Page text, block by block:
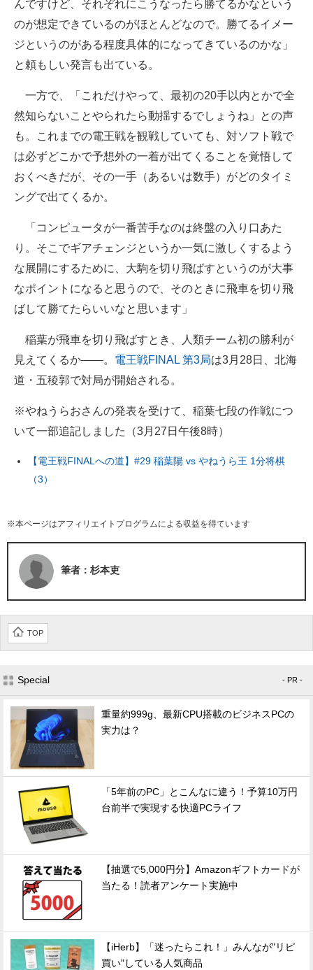
んですけど、それぞれにこうなったら勝てるかなという
のが想定できているのがほとんどなので。勝てるイメー
ジというのがある程度具体的になってきているのかな」
と頼もしい発言も出ている。
一方で、「これだけやって、最初の20手以内とかで全
然知らないことやられたら動揺するでしょうね」との声
も。これまでの電王戦を観戦していても、対ソフト戦で
は必ずどこかで予想外の一着が出てくることを覚悟して
おくべきだが、その一手（あるいは数手）がどのタイミ
ングで出てくるか。
「コンピュータが一番苦手なのは終盤の入り口あた
り。そこでギアチェンジというか一気に激しくするよう
な展開にするために、大駒を切り飛ばすというのが大事
なポイントになると思うので、そのときに飛車を切り飛
ばして勝てたらいいなと思います」
稲葉が飛車を切り飛ばすとき、人類チーム初の勝利が
見えてくるか――。 電王戦FINAL 第3局は3月28日、北海
道・五稜郭で対局が開始される。
※やねうらおさんの発表を受けて、稲葉七段の作戦につ
いて一部追記しました（3月27日午後8時）
【電王戦FINALへの道】#29 稲葉陽 vs やねうら王 1分将棋
（3）
※本ページはアフィリエイトプログラムによる収益を得ています
筆者：杉本吏
TOP
Special - PR -
重量約999g、最新CPU搭載のビジネスPCの
実力は？
「5年前のPC」とこんなに違う！予算10万円
台前半で実現する快適PCライフ
【抽選で5,000円分】Amazonギフトカードが
当たる！読者アンケート実施中
【iHerb】「迷ったらこれ！」みんなが"リピ
買い"している人気商品